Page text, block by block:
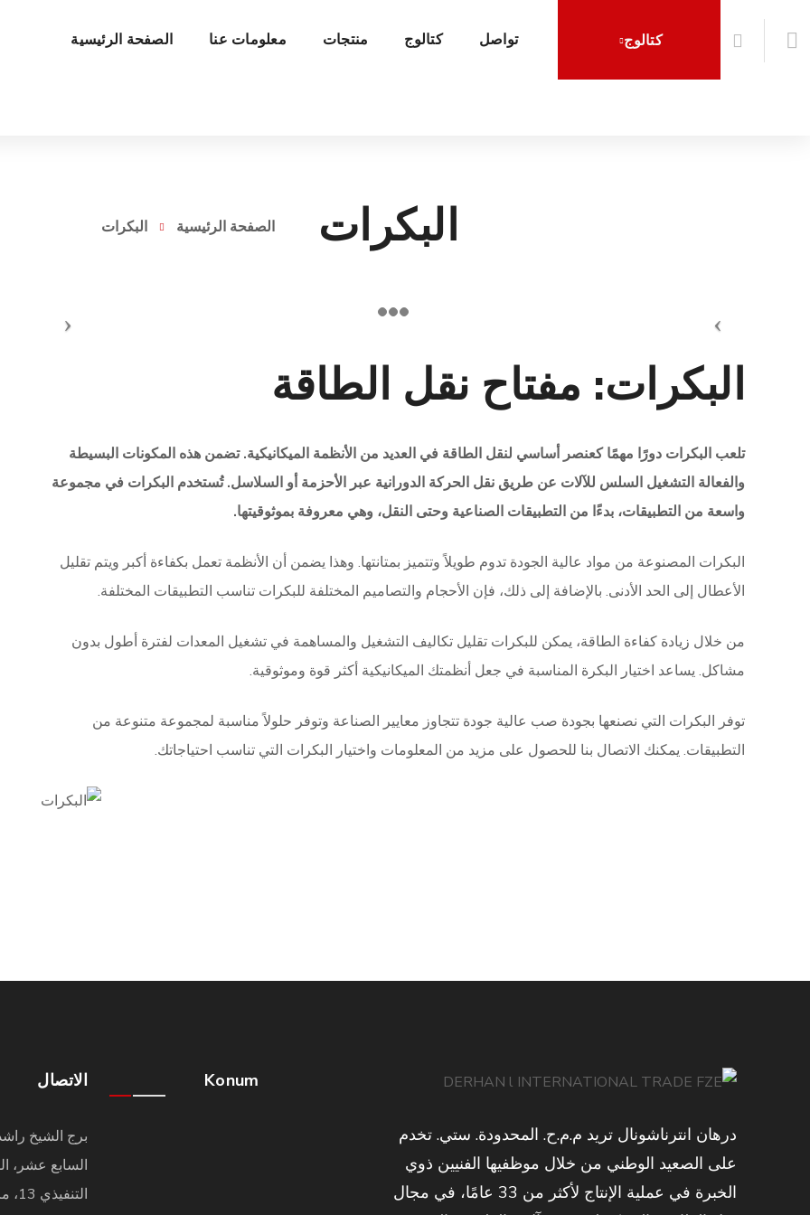
كتالوج الصفحة الرئيسية معلومات عنا منتجات كتالوج تواصل
البكرات الصفحة الرئيسية البكرات
البكرات: مفتاح نقل الطاقة
تلعب البكرات دورًا مهمًا كعنصر أساسي لنقل الطاقة في العديد من الأنظمة الميكانيكية. تضمن هذه المكونات البسيطة
والفعالة التشغيل السلس للآلات عن طريق نقل الحركة الدورانية عبر الأحزمة أو السلاسل. تُستخدم البكرات في مجموعة
واسعة من التطبيقات، بدءًا من التطبيقات الصناعية وحتى النقل، وهي معروفة بموثوقيتها.
البكرات المصنوعة من مواد عالية الجودة تدوم طويلاً وتتميز بمتانتها. وهذا يضمن أن الأنظمة تعمل بكفاءة أكبر ويتم تقليل
الأعطال إلى الحد الأدنى. بالإضافة إلى ذلك، فإن الأحجام والتصاميم المختلفة للبكرات تناسب التطبيقات المختلفة.
من خلال زيادة كفاءة الطاقة، يمكن للبكرات تقليل تكاليف التشغيل والمساهمة في تشغيل المعدات لفترة أطول بدون
مشاكل. يساعد اختيار البكرة المناسبة في جعل أنظمتك الميكانيكية أكثر قوة وموثوقية.
توفر البكرات التي نصنعها بجودة صب عالية جودة تتجاوز معايير الصناعة وتوفر حلولاً مناسبة لمجموعة متنوعة من
التطبيقات. يمكنك الاتصال بنا للحصول على مزيد من المعلومات واختيار البكرات التي تناسب احتياجاتك.
درهان انترناشونال تريد م.م.ح. المحدودة. ستي. تخدم
على الصعيد الوطني من خلال موظفيها الفنيين ذوي
الخبرة في عملية الإنتاج لأكثر من 33 عامًا، في مجال
الاتصال
برج الشيخ
السابع عشر،
Konum